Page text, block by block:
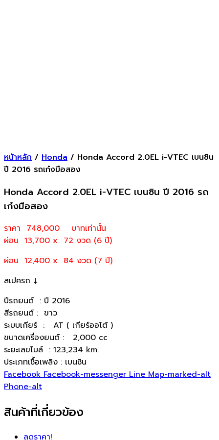
หน้าหลัก / Honda / Honda Accord 2.0EL i-VTEC เบนซิน
ปี 2016 รถเก๋งมือสอง
Honda Accord 2.0EL i-VTEC เบนซิน ปี 2016 รถ
เก๋งมือสอง
ราคา 748,000
บาทเท่านั้น
ผ่อน 13,700 x 72 งวด (6 ปี)
ผ่อน 12,400 x 84 งวด (7 ปี)
สเปครถ ↓
ปีรถยนต์ : ปี 2016
สีรถยนต์ : ขาว
ระบบเกียร์ : AT ( เกียร์ออโต้ )
ขนาดเครื่องยนต์ : 2,000 cc
ระยะเลขไมล์ : 123,234 km.
ประเภทเชื้อเพลิง : เบนซิน
Facebook Facebook-messenger Line Map-marked-alt
Phone-alt
สินค้าที่เกี่ยวข้อง
ลดราคา!